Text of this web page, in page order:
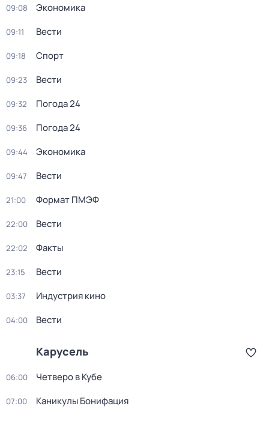
09:08 Экономика
09:11 Вести
09:18 Спорт
09:23 Вести
09:32 Погода 24
09:36 Погода 24
09:44 Экономика
09:47 Вести
21:00 Формат ПМЭФ
22:00 Вести
22:02 Факты
23:15 Вести
03:37 Индустрия кино
04:00 Вести
Карусель
06:00 Четверо в Кубе
07:00 Каникулы Бонифация